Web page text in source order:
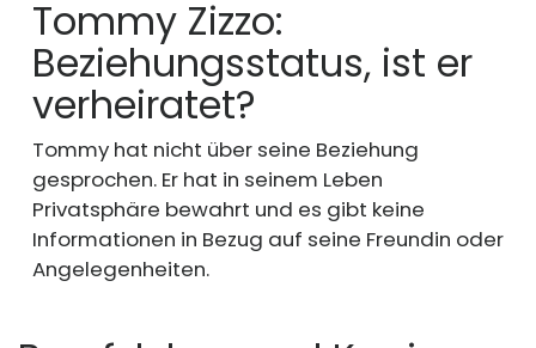
Tommy Zizzo:
Beziehungsstatus, ist er
verheiratet?
Tommy hat nicht über seine Beziehung
gesprochen. Er hat in seinem Leben
Privatsphäre bewahrt und es gibt keine
Informationen in Bezug auf seine Freundin oder
Angelegenheiten.